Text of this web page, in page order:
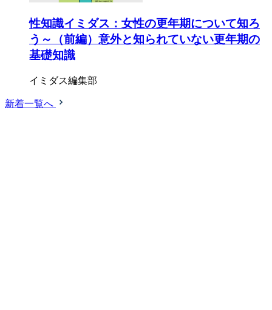
性知識イミダス：女性の更年期について知ろ
う～（前編）意外と知られていない更年期の
基礎知識
イミダス編集部
新着一覧へ